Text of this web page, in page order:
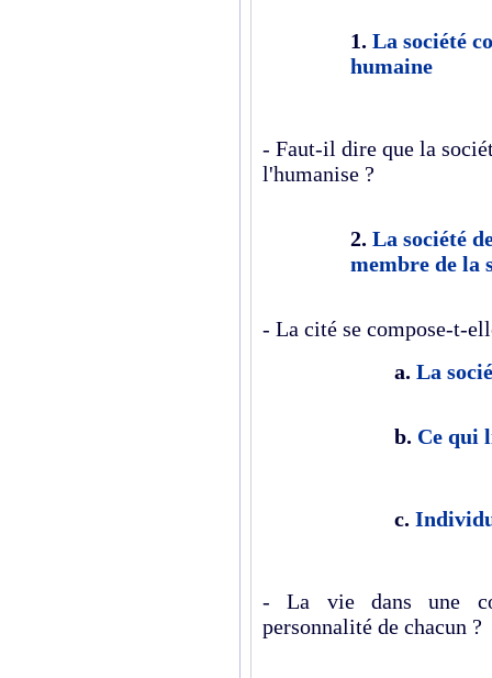
1. La société
humaine
- Faut-il dire que la
l'humanise ?
2. La société
membre de la
- La cité se compose-t-
a. La
b. Ce qui
c.
- La vie dans une
personnalité de chacun ?